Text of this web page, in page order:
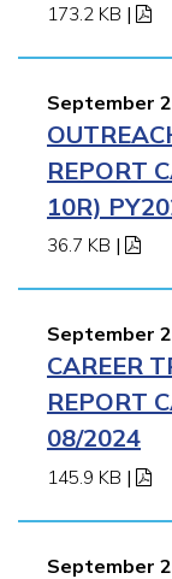
173.2 KB |
September
REPORT
10R)
36.7 KB |
September
CAREER
REPORT
08/2024
145.9 KB |
September